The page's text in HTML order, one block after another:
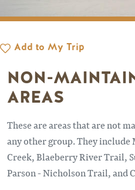
Add to My Trip
NON-
AREAS
These are areas that are not
any other group. They
Creek, Blaeberry River Trail,
Parson - Nicholson Trail, and